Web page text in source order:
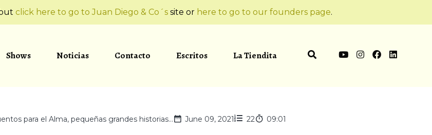
click here to go to Juan Diego & Co´s site or here to go to our founders page.
Shows Noticias Contacto Escritos La Tiendita
para el Alma, pequeñas grandes historias... June 09, 2021 22 09:01